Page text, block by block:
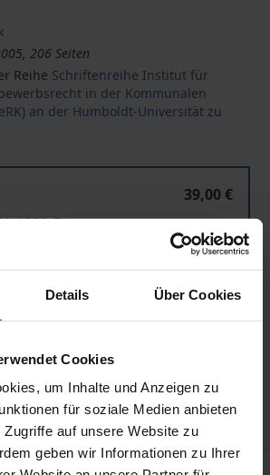
Details Über Cookies
Cookies
um Inhalte und Anzeigen zu
für soziale Medien anbieten
auf unsere Website zu
geben wir Informationen zu Ihrer
206 Seiten
Reihe Schriftenreihe Institut für
in der Kommunalen
an der Humboldt-Universität zu
39,00 €
1339-7
In den Warenkorb
hinzufügen